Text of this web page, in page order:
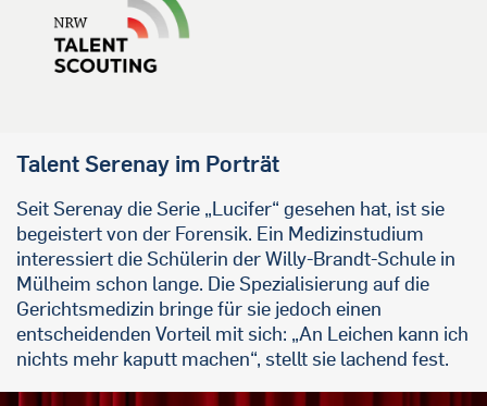
Talent Serenay im Porträt
Seit Serenay die Serie „Lucifer“ gesehen hat, ist sie
begeistert von der Forensik. Ein Medizinstudium
interessiert die Schülerin der Willy-Brandt-Schule in
Mülheim schon lange. Die Spezialisierung auf die
Gerichtsmedizin bringe für sie jedoch einen
entscheidenden Vorteil mit sich: „An Leichen kann ich
nichts mehr kaputt machen“, stellt sie lachend fest.